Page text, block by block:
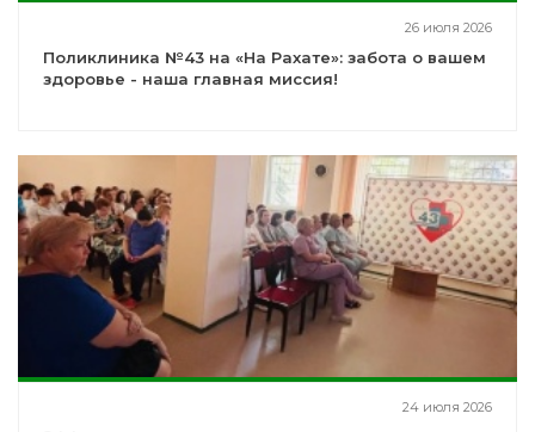
26 июля 2026
Поликлиника №43 на «На Рахате»: забота о вашем
здоровье - наша главная миссия!
24 июля 2026